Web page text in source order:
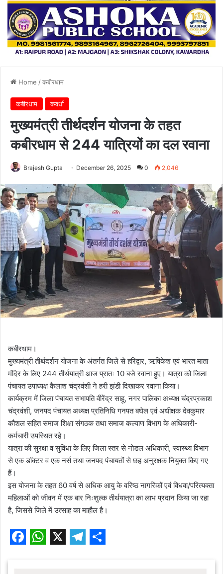
Home /कबीरधाम
कबीरधाम कवर्धा
मुख्यमंत्री तीर्थदर्शन योजना के तहत
कबीरधाम से 244 यात्रियों का दल रवाना
Brajesh Gupta December 26, 2025 0 2,046
कबीरधाम।
मुख्यमंत्री तीर्थदर्शन योजना के अंतर्गत जिले से हरिद्वार, ऋषिकेश एवं भारत माता
मंदिर के लिए 244 तीर्थयात्री आज प्रातः 10 बजे रवाना हुए। यात्रा को जिला
पंचायत उपाध्यक्ष कैलाश चंद्रवंशी ने हरी झंडी दिखाकर रवाना किया।
कार्यक्रम में जिला पंचायत सभापति वीरेंद्र साहू, नगर पालिका अध्यक्ष चंद्रप्रकाश
चंद्रवंशी, जनपद पंचायत अध्यक्ष प्रतिनिधि गनपत बघेल एवं अधीक्षक देवकुमार
कौशल सहित समाज शिक्षा संगठक तथा समाज कल्याण विभाग के अधिकारी-
कर्मचारी उपस्थित रहे।
यात्रा की सुरक्षा व सुविधा के लिए जिला स्तर से नोडल अधिकारी, स्वास्थ्य विभाग
से एक डॉक्टर व एक नर्स तथा जनपद पंचायतों से छह अनुरक्षक नियुक्त किए गए
हैं।
इस योजना के तहत 60 वर्ष से अधिक आयु के वरिष्ठ नागरिकों एवं विधवा/परित्यक्ता
महिलाओं को जीवन में एक बार निःशुल्क तीर्थयात्रा का लाभ प्रदान किया जा रहा
है, जिससे जिले में उत्साह का माहौल है।